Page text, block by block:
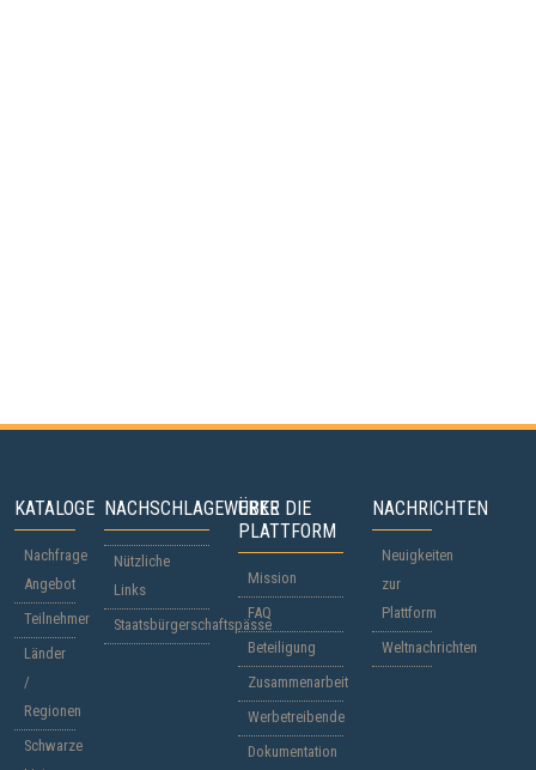
KATALOGE
Nachfrage
Angebot
Teilnehmer
Länder
/
Regionen
Schwarze
NACHSCHLAGEWERKE
Nützliche
Links
Staatsbürgerschaftspässe
ÜBER DIE
PLATTFORM
Mission
FAQ
Beteiligung
Zusammenarbeit
Werbetreibende
Dokumentation
NACHRICHTEN
Neuigkeiten
zur
Plattform
Weltnachrichten